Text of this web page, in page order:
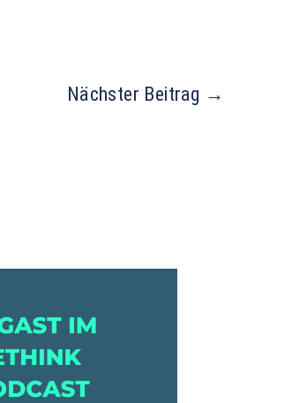
Nächster Beitrag →